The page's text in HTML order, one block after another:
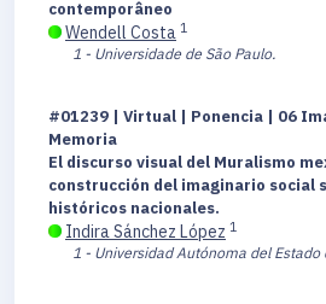
contemporâneo
Wendell Costa 1
1 - Universidade de São Paulo.
#01239 | Virtual | Ponencia | 06
Memoria
El discurso visual del Muralismo
construcción del imaginario social
históricos nacionales.
Indira Sánchez López 1
1 - Universidad Autónoma del Estado